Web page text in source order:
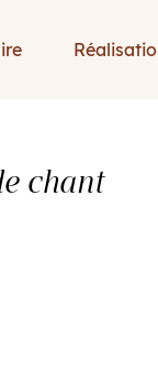
chant